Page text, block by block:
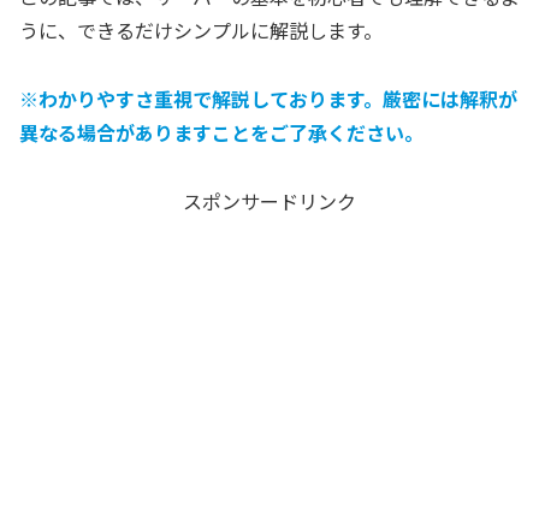
うに、できるだけシンプルに解説します。
※わかりやすさ重視で解説しております。厳密には解釈が
異なる場合がありますことをご了承ください。
スポンサードリンク